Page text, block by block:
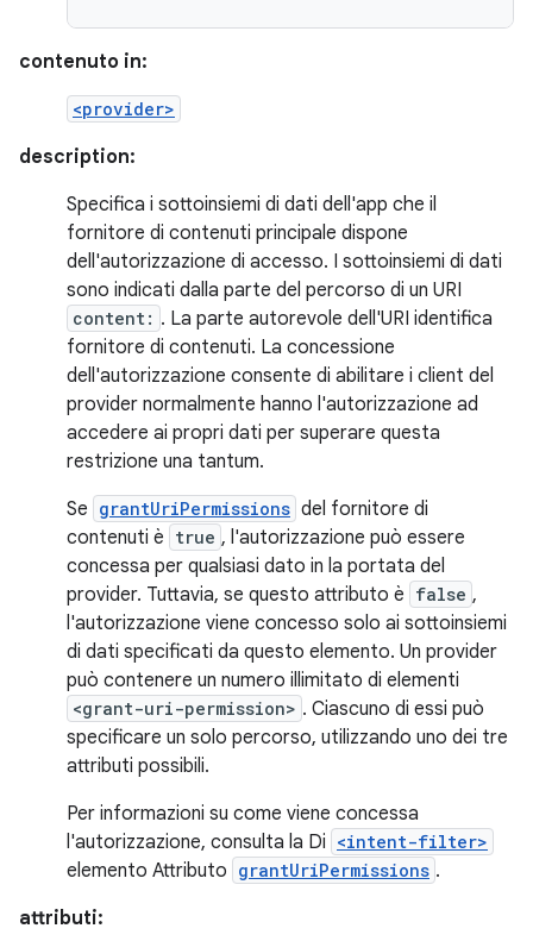
contenuto in:
<provider>
description:
Specifica i sottoinsiemi di dati dell'app che il
fornitore di contenuti principale dispone
dell'autorizzazione di accesso. I sottoinsiemi di dati
sono indicati dalla parte del percorso di un URI
content: . La parte autorevole dell'URI identifica
fornitore di contenuti. La concessione
dell'autorizzazione consente di abilitare i client del
provider normalmente hanno l'autorizzazione ad
accedere ai propri dati per superare questa
restrizione una tantum.
Se grantUriPermissions del fornitore di
contenuti è true , l'autorizzazione può essere
concessa per qualsiasi dato in la portata del
provider. Tuttavia, se questo attributo è false ,
l'autorizzazione viene concesso solo ai sottoinsiemi
di dati specificati da questo elemento. Un provider
può contenere un numero illimitato di elementi
<grant-uri-permission> . Ciascuno di essi può
specificare un solo percorso, utilizzando uno dei tre
attributi possibili.
Per informazioni su come viene concessa
l'autorizzazione, consulta la Di <intent-filter>
elemento Attributo grantUriPermissions .
attributi: